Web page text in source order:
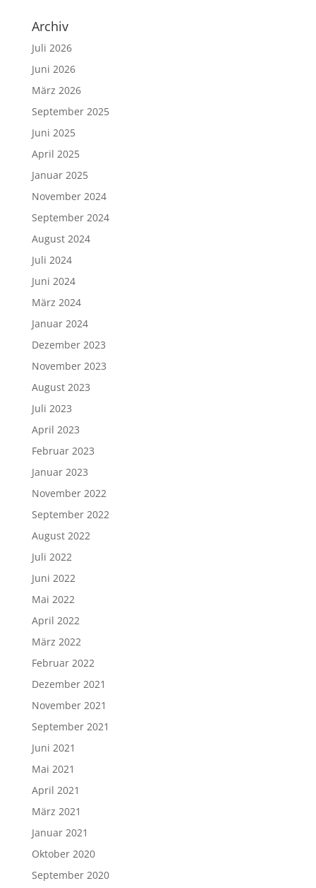
Archiv
Juli 2026
Juni 2026
März 2026
September 2025
Juni 2025
April 2025
Januar 2025
November 2024
September 2024
August 2024
Juli 2024
Juni 2024
März 2024
Januar 2024
Dezember 2023
November 2023
August 2023
Juli 2023
April 2023
Februar 2023
Januar 2023
November 2022
September 2022
August 2022
Juli 2022
Juni 2022
Mai 2022
April 2022
März 2022
Februar 2022
Dezember 2021
November 2021
September 2021
Juni 2021
Mai 2021
April 2021
März 2021
Januar 2021
Oktober 2020
September 2020